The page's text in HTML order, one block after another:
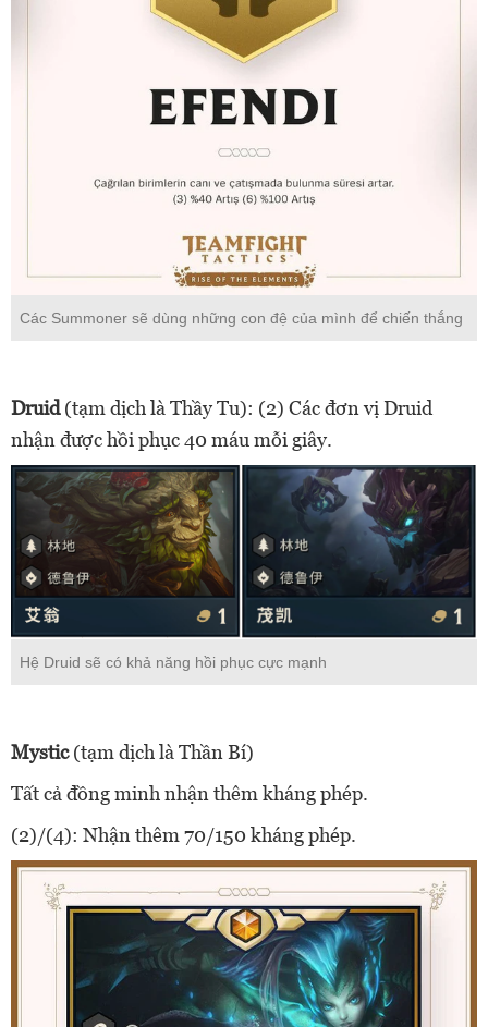
Các Summoner sẽ dùng những con đệ của mình để chiến thắng
Druid(tạm dịch là Thầy Tu): (2) Các đơn vị Druid
nhận được hồi phục 40 máu mỗi giây.
Hệ Druid sẽ có khả năng hồi phục cực mạnh
Mystic(tạm dịch là Thần Bí)
Tất cả đồng minh nhận thêm kháng phép.
(2)/(4): Nhận thêm 70/150 kháng phép.